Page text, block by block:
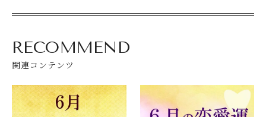
RECOMMEND
関連コンテンツ